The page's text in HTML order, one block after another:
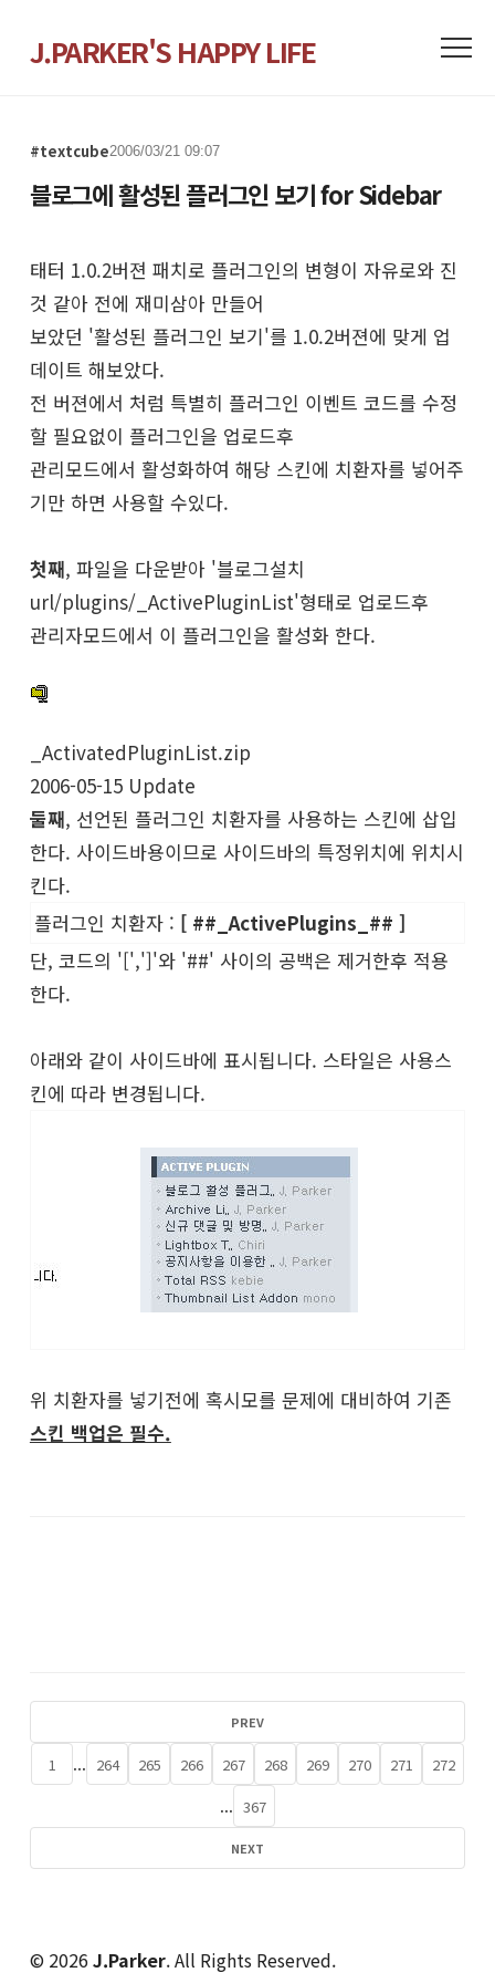
J.PARKER'S HAPPY LIFE
#textcube2006/03/21 09:07
블로그에 활성된 플러그인 보기 for Sidebar
태터 1.0.2버젼 패치로 플러그인의 변형이 자유로와 진
것 같아 전에 재미삼아 만들어
보았던 '활성된 플러그인 보기'를 1.0.2버젼에 맞게 업
데이트 해보았다.
전 버젼에서 처럼 특별히 플러그인 이벤트 코드를 수정
할 필요없이 플러그인을 업로드후
관리모드에서 활성화하여 해당 스킨에 치환자를 넣어주
기만 하면 사용할 수있다.
첫째, 파일을 다운받아 '블로그설치
url/plugins/_ActivePluginList'형태로 업로드후
관리자모드에서 이 플러그인을 활성화 한다.
_ActivatedPluginList.zip
2006-05-15 Update
둘째, 선언된 플러그인 치환자를 사용하는 스킨에 삽입
한다. 사이드바용이므로 사이드바의 특정위치에 위치시
킨다.
플러그인 치환자 : [ ##_ActivePlugins_## ]
단, 코드의 '[',']'와 '##' 사이의 공백은 제거한후 적용
한다.
아래와 같이 사이드바에 표시됩니다. 스타일은 사용스
킨에 따라 변경됩니다.
위 치환자를 넣기전에 혹시모를 문제에 대비하여 기존
스킨 백업은 필수.
PREV
1 ... 264 265 266 267 268 269 270 271 272
... 367
NEXT
© 2026 J.Parker. All Rights Reserved.